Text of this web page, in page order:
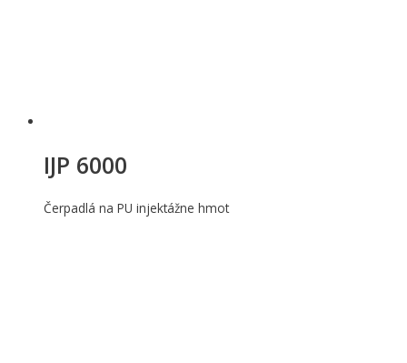
IJP 6000
Čerpadlá na PU injektážne hmot